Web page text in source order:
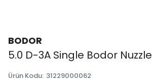
BODOR
5.0 D-3A Single Bodor Nuzzle
Ürün Kodu: 31229000062